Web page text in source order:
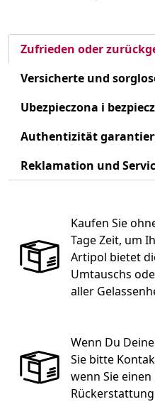
Zufrieden oder
Versicherte und
Ubezpieczona i
Authentizität
Reklamation und
Kaufen Sie
Tage Zeit, um
Artipol bietet
Umtauschs
aller
Wenn Du
Sie bitte
wenn Sie